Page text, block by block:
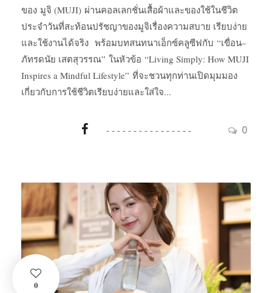
0
ของ มูจิ (MUJI) ผ่านคอลเลกชั่นเสื้อผ้าและของใช้ในชีวิต
ประจำวันที่สะท้อนปรัชญาของมูจิเรื่องความสบาย เรียบง่าย
และใช้งานได้จริง พร้อมบทสนทนาเอ็กซ์คลูซีฟกับ “เขื่อน–
ภัทรดนัย เสตสุวรรณ” ในหัวข้อ “Living Simply: How MUJI
Inspires a Mindful Lifestyle” ที่จะชวนทุกท่านเปิดมุมมอง
เกี่ยวกับการใช้ชีวิตเรียบง่ายและใส่ใจ...
0